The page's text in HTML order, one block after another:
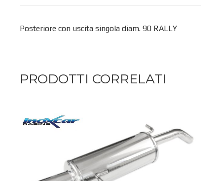
Posteriore con uscita singola diam. 90 RALLY
PRODOTTI CORRELATI